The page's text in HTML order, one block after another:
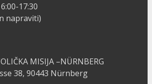
17:30
napraviti)
MISIJA –NÜRNBERG
38, 90443 Nürnberg